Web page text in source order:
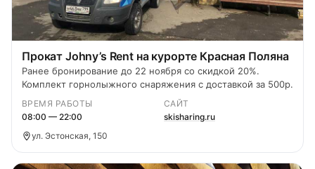
Прокат Johny’s Rent на курорте Красная Поляна
Ранее бронирование до 22 ноября со скидкой 20%.
Комплект горнолыжного снаряжения с доставкой за 500р.
ВРЕМЯ РАБОТЫ
08:00 — 22:00
САЙТ
skisharing.ru
ул. Эстонская, 150